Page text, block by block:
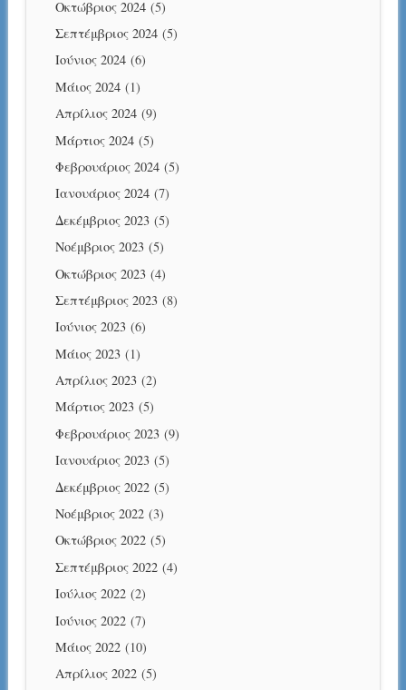
Οκτώβριος 2024(5)
Σεπτέμβριος 2024(5)
Ιούνιος 2024(6)
Μάιος 2024(1)
Απρίλιος 2024(9)
Μάρτιος 2024(5)
Φεβρουάριος 2024(5)
Ιανουάριος 2024(7)
Δεκέμβριος 2023(5)
Νοέμβριος 2023(5)
Οκτώβριος 2023(4)
Σεπτέμβριος 2023(8)
Ιούνιος 2023(6)
Μάιος 2023(1)
Απρίλιος 2023(2)
Μάρτιος 2023(5)
Φεβρουάριος 2023(9)
Ιανουάριος 2023(5)
Δεκέμβριος 2022(5)
Νοέμβριος 2022(3)
Οκτώβριος 2022(5)
Σεπτέμβριος 2022(4)
Ιούλιος 2022(2)
Ιούνιος 2022(7)
Μάιος 2022(10)
Απρίλιος 2022(5)